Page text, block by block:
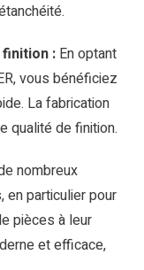
: En optant
vous bénéficiez
La fabrication
qualité de finition.
nombreux
particulier pour
pièces à leur
et efficace,